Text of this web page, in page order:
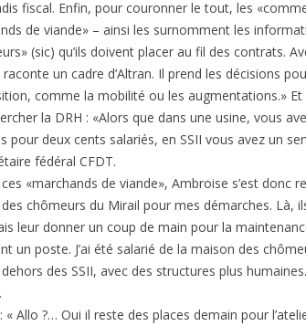
fiscal. Enfin, pour couronner le tout, les
de viande» – ainsi les surnomment les
(sic) qu’ils doivent placer au fil des contrats.
un cadre d’Altran. Il prend les décisions
comme la mobilité ou les augmentations.» Et
la DRH : «Alors que dans une usine, vous
pour deux cents salariés, en SSII vous avez un
fédéral CFDT.
«marchands de viande», Ambroise s’est donc
des chômeurs du Mirail pour mes démarches. Là,
leur donner un coup de main pour la
un poste. J’ai été salarié de la maison des
des SSII, avec des structures plus
Allo ?… Oui il reste des places demain pour